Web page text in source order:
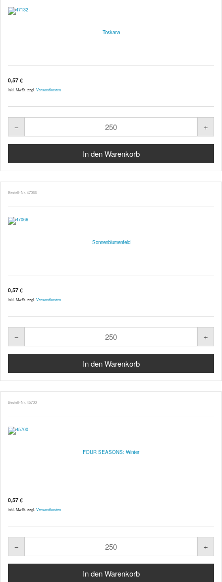
Toskana
0,57 €
inkl. MwSt. zzgl. Versandkosten
Bestell-Nr. 47066
Sonnenblumenfeld
0,57 €
inkl. MwSt. zzgl. Versandkosten
Bestell-Nr. 45700
FOUR SEASONS: Winter
0,57 €
inkl. MwSt. zzgl. Versandkosten